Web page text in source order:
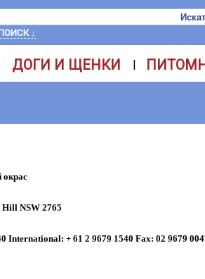
↓
ДОГИ И ЩЕНКИ |
NSW 2765
International: + 61 2 9679 1540 Fax: 02 9679